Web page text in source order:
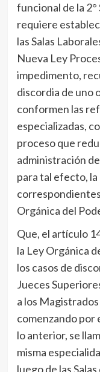
funcional de la
requiere
las Salas
Nueva Ley
impedimento,
discordia de uno
conformen las
especializadas,
proceso que
administración
para tal efecto,
Orgánica del
Que, el artículo
la Ley Orgánica
los casos de
Jueces
a los
comenzando por
lo anterior, se
misma
luego de las